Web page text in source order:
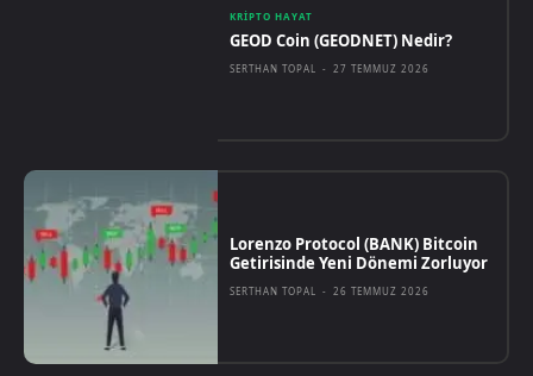
KRIPTO HAYAT
GEOD Coin (GEODNET) Nedir?
SERTHAN TOPAL - 27 TEMMUZ 2026
Lorenzo Protocol (BANK) Bitcoin
Getirisinde Yeni Dönemi Zorluyor
SERTHAN TOPAL - 26 TEMMUZ 2026